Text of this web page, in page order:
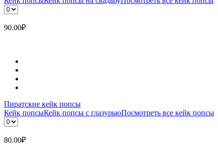
90.00₽
Пиратские кейк попсы
Кейк попсыКейк попсы с глазурьюПосмотреть все кейк попсы
80.00₽